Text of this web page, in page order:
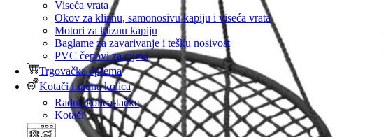
Viseća vrata
Okov za kliznu, samonosivu kapiju i viseća vrata
Motori za kliznu kapiju
Baglame za zavarivanje i tešku nosivost
PVC čepovi za cijevi
Trgovačka oprema
Kotači i radna kolica
Radna kolica-tačke
Kotači